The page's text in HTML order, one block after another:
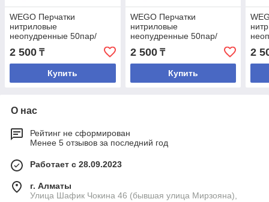
WEGO Перчатки
нитриловые
неопудренные 50пар/
уп размер M
2 500 ₸
Купить
WEGO Перчатки
нитриловые
неопудренные 50пар/
уп размер S
2 500₸
Купить
2
О нас
Рейтинг не сформирован
Менее 5 отзывов за последний год
Работает с 28.09.2023
г. Алматы
Улица Шафик Чокина 46 (бывшая улица Мирзояна),